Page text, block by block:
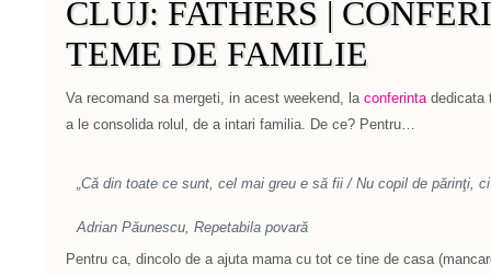
CLUJ: FATHERS |
TEME DE FAMILIE
Va recomand sa mergeti, in acest weekend, la conferintadedicata
a le consolida rolul, de a intari familia. De ce? Pentru…
„Că din toate ce sunt, cel mai greu e să fii / Nu copil de părinţi,
Adrian Păunescu, Repetabila povară
Pentru ca, dincolo de a ajuta mama cu tot ce tine de casa